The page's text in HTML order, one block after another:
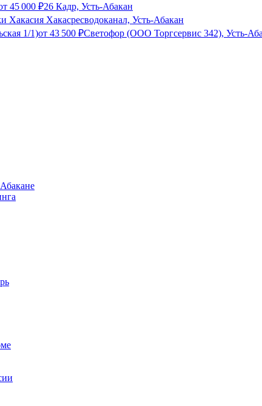
45 000 ₽26 Кадр, Усть-Абакан
Хакасия Хакасресводоканал, Усть-Абакан
1/1)от 43 500 ₽Светофор (ООО Торгсервис 342), Усть-